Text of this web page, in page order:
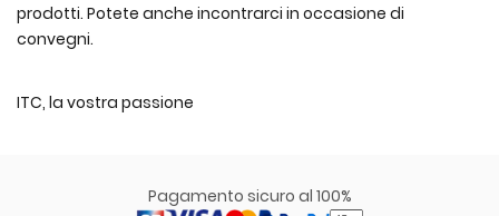
prodotti. Potete anche incontrarci in occasione di
convegni.
ITC, la vostra passione
Pagamento sicuro al 100%